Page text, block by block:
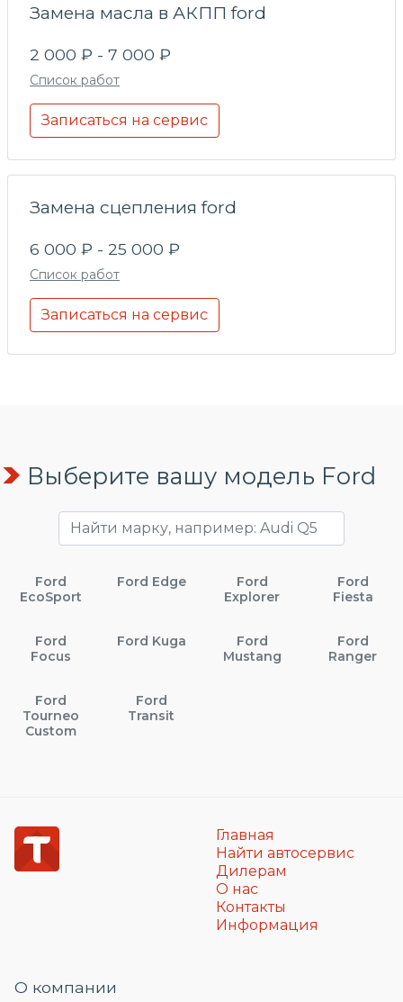
Замена масла в АКПП ford
2 000 ₽ - 7 000 ₽
Список работ
Записаться на сервис
Замена сцепления ford
6 000 ₽ - 25 000 ₽
Список работ
Записаться на сервис
Выберите вашу модель Ford
Ford
EcoSport
Ford Edge
Ford
Explorer
Ford
Fiesta
Ford
Focus
Ford Kuga
Ford
Mustang
Ford
Ranger
Ford
Tourneo
Custom
Ford
Transit
Главная
Найти автосервис
Дилерам
О нас
Контакты
Информация
О компании